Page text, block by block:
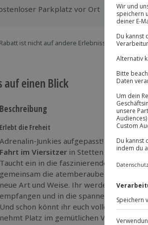
Parkplatz vor Ort
ist nicht auf andere Erlebnisse bei der
auf einen Blick
Beschreibung
Erlebt die Freheit
Adrenalin-Junkies aufgepasst! Bei der 3-
Fahrt im Viersitzer in Stetten am
Taucht ein in die faszinierende Welt der
gemeinsam die atemberaubende
neue Art und Weise. Ihr werdet zu
empfangen und in die spannende Welt
Und schon könnt ihr euch voller
nehmt Platz im gemütlichen Viersitzer-